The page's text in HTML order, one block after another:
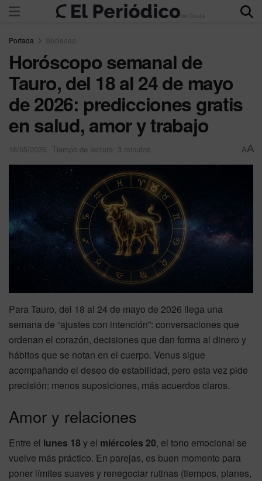
Portada Sociedad
Horóscopo semanal de
Tauro, del 18 al 24 de mayo
de 2026: predicciones gratis
en salud, amor y trabajo
18/05/2026 Tiempo de lectura: 3 minutos AA
Para Tauro, del 18 al 24 de mayo de 2026 llega una
semana de “ajustes con intención”: conversaciones que
ordenan el corazón, decisiones que dan forma al dinero y
hábitos que se notan en el cuerpo. Venus sigue
acompañando el deseo de estabilidad, pero esta vez pide
precisión: menos suposiciones, más acuerdos claros.
Amor y relaciones
Entre el lunes 18 y el miércoles 20, el tono emocional se
vuelve más práctico. En parejas, es buen momento para
poner límites suaves y renegociar rutinas (tiempos, planes,